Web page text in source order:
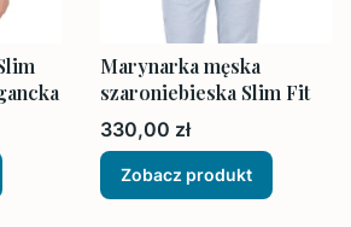
Marynarka męska
szaroniebieska Slim Fit
Cena
330,00 zł
Zobacz produkt